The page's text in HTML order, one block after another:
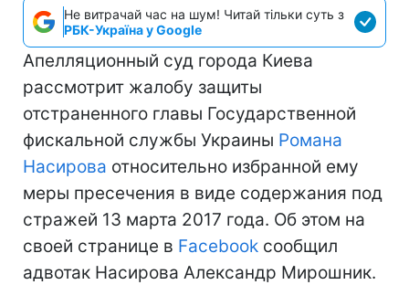
Не витрачай час на шум! Читай тільки суть з
РБК-Україна у Google
Апелляционный суд города Киева
рассмотрит жалобу защиты
отстраненного главы Государственной
фискальной службы Украины Романа
Насирова относительно избранной ему
меры пресечения в виде содержания под
стражей 13 марта 2017 года. Об этом на
своей странице в Facebook сообщил
адвотак Насирова Александр Мирошник.